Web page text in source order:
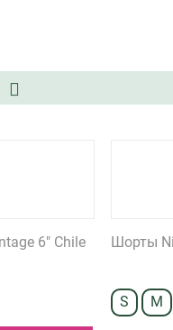
6" Chile
Шорты
S M